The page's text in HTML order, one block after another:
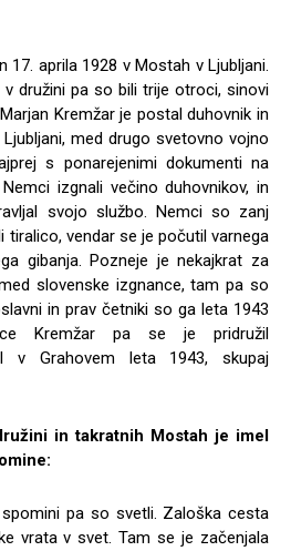
17. aprila 1928 v Mostah v Ljubljani.
v družini pa so bili trije otroci, sinovi
Kremžar je postal duhovnik in
med drugo svetovno vojno
s ponarejenimi dokumenti na
izgnali večino duhovnikov, in
svojo službo. Nemci so zanj
tiralico, vendar se je počutil varnega
gibanja. Pozneje je nekajkrat za
slovenske izgnance, tam pa so
in prav četniki so ga leta 1943
Kremžar pa se je pridružil
v Grahovem leta 1943, skupaj
in takratnih Mostah je imel
pa so svetli. Zaloška cesta
vrata v svet. Tam se je začenjala